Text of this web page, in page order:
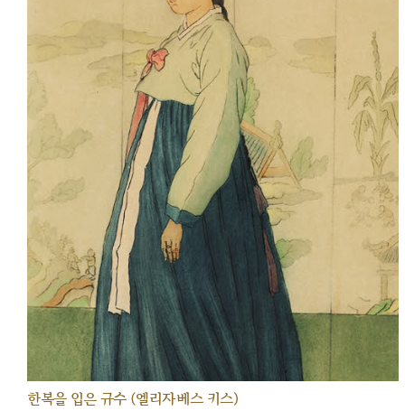
한복을 입은 규수 (엘리자베스 키스)